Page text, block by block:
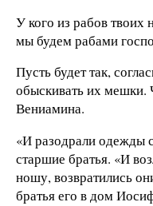
У кого из рабов твоих
мы будем рабами
Пусть будет так,
обыскивать их
Вениамина.
«И разодрали одежды
старшие братья. «И
ношу, возвратились
братья его в дом